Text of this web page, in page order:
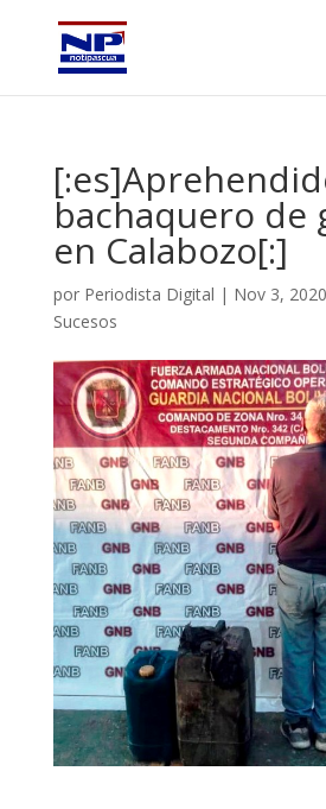
bachaquero de
en Calabozo[:]
por Periodista Digital | Nov 3, 2020
Sucesos